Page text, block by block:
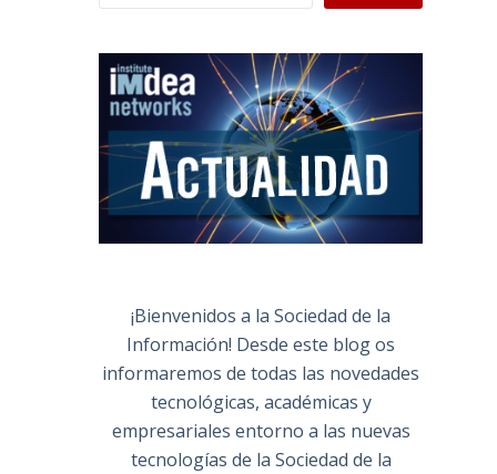
¡Bienvenidos a la Sociedad de la
Información! Desde este blog os
informaremos de todas las novedades
tecnológicas, académicas y
empresariales entorno a las nuevas
tecnologías de la Sociedad de la